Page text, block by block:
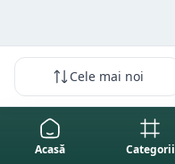
Cele mai noi
Acasă Categorii